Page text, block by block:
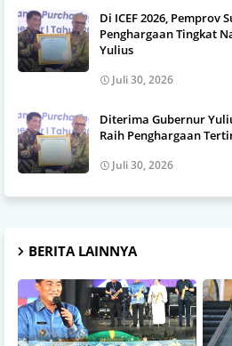
Di ICEF 2026, Pemprov
Penghargaan Tingkat
Yulius
Juli 30, 2026
Diterima Gubernur
Raih Penghargaan
Juli 30, 2026
BERITA LAINNYA